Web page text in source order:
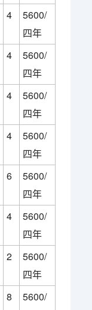
4
5600/
四年
4
5600/
四年
4
5600/
四年
4
5600/
四年
6
5600/
四年
4
5600/
四年
2
5600/
四年
8
5600/